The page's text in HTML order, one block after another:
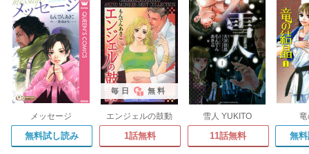
メッセージ
無料試し読み
毎日 無料
エンジェルの鼓動
1話無料
雪人 YUKITO
11話無料
竜
無